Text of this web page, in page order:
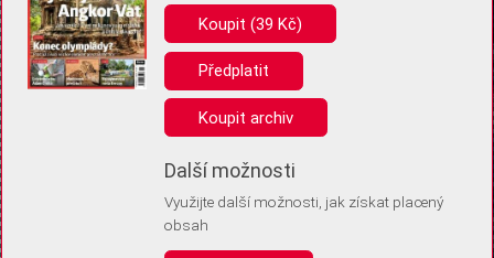
Pro základní fungování webu nepotřebujeme ukládat žádné informace
(tzv. cookies apod.). Rádi bychom vás ale požádali o souhlas s
uložením volitelných informací:
Anonymní unikátní ID
Díky němu příště poznáme, že se jedná o stejné zařízení, a
Identifikátor je zcela anonymní.
Vaše souhlasy a odmítnutí si ukládáme do vašeho zařízení, abychom se
vás už příště znovu neptali. Můžete je kdykoli později upravit ve Správě
Koupit (39 Kč)
Předplatit
Koupit archiv
Další možnosti
Využijte další možnosti, jak získat placený
obsah